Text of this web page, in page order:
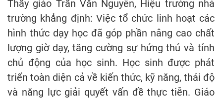
Thầy giáo Trần Văn Nguyên, Hiệu trường nhà
trường khẳng định: Việc tổ chức linh hoạt các
hình thức dạy học đã góp phần nâng cao chất
lượng giờ dạy, tăng cường sự hứng thú và tính
chủ động của học sinh. Học sinh được phát
triển toàn diện cả về kiến thức, kỹ năng, thái độ
và năng lực giải quyết vấn đề thực tiễn. Giáo